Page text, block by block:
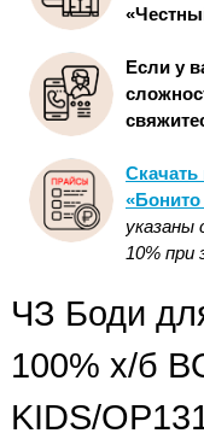
Если у
указаны
10% при
ЧЗ Боди
100% х/б
KIDS/